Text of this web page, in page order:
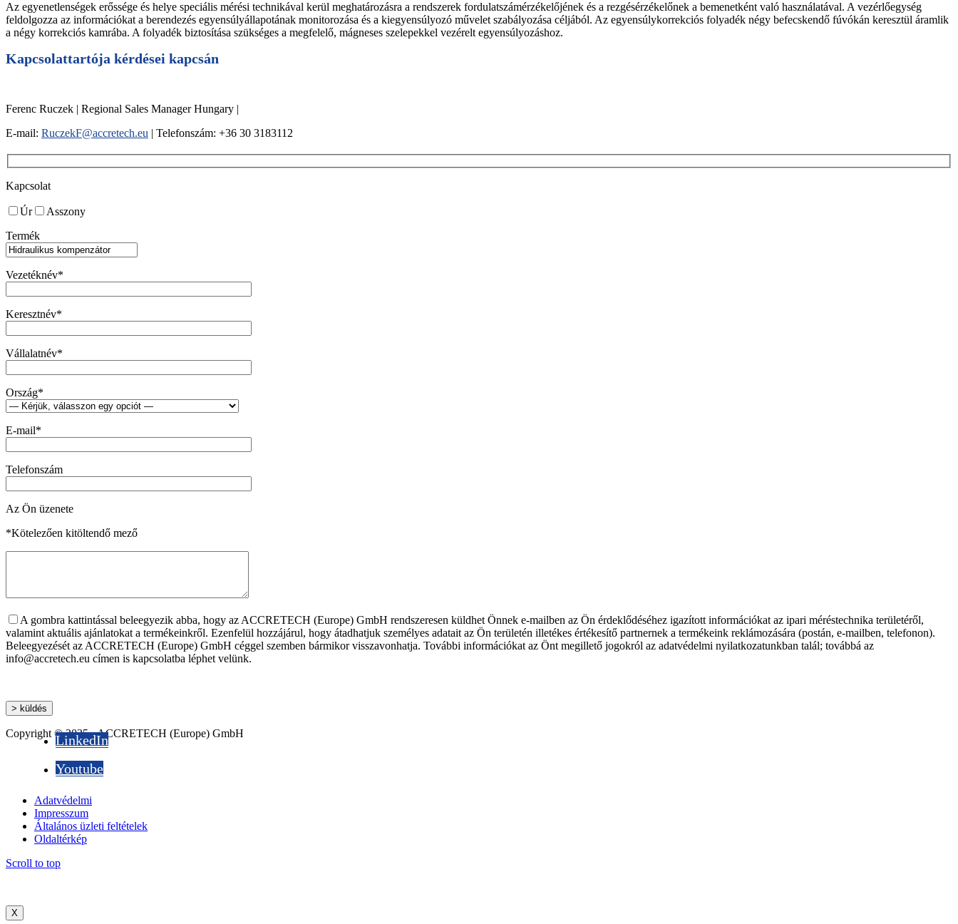
Az egyenetlenségek erőssége és helye speciális mérési technikával kerül meghatározásra a rendszerek fordulatszámérzékelőjének és a rezgésérzékelőnek a bemenetként való használatával. A vezérlőegység
feldolgozza az információkat a berendezés egyensúlyállapotának monitorozása és a kiegyensúlyozó művelet szabályozása céljából. Az egyensúlykorrekciós folyadék négy befecskendő fúvókán keresztül áramlik
a négy korrekciós kamrába. A folyadék biztosítása szükséges a megfelelő, mágneses szelepekkel vezérelt egyensúlyozáshoz.
Kapcsolattartója kérdései kapcsán
Ferenc Ruczek | Regional Sales Manager Hungary |
E-mail: RuczekF@accretech.eu | Telefonszám: +36 30 3183112
Kapcsolat
Úr
Asszony
Termék
Vezetéknév*
Keresztnév*
Vállalatnév*
Ország*
E-mail*
Telefonszám
Az Ön üzenete
*Kötelezően kitöltendő mező
A gombra kattintással beleegyezik abba, hogy az ACCRETECH (Europe) GmbH rendszeresen küldhet Önnek e-mailben az Ön érdeklődéséhez igazított információkat az ipari méréstechnika területéről,
valamint aktuális ajánlatokat a termékeinkről. Ezenfelül hozzájárul, hogy átadhatjuk személyes adatait az Ön területén illetékes értékesítő partnernek a termékeink reklámozására (postán, e-mailben, telefonon).
Beleegyezését az ACCRETECH (Europe) GmbH céggel szemben bármikor visszavonhatja. További információkat az Önt megillető jogokról az adatvédelmi nyilatkozatunkban talál; továbbá az
info@accretech.eu címen is kapcsolatba léphet velünk.
Copyright © 2025 - ACCRETECH (Europe) GmbH
LinkedIn
Youtube
Adatvédelmi
Impresszum
Általános üzleti feltételek
Oldaltérkép
Scroll to top
X